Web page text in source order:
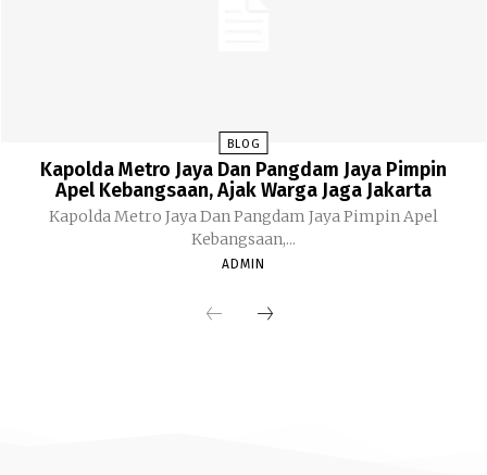
BLOG
Kapolda Metro Jaya Dan Pangdam Jaya Pimpin
Apel Kebangsaan, Ajak Warga Jaga Jakarta
Kapolda Metro Jaya Dan Pangdam Jaya Pimpin Apel
Kebangsaan,...
ADMIN